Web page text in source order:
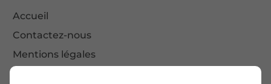
Accueil
Contactez-nous
Mentions légales